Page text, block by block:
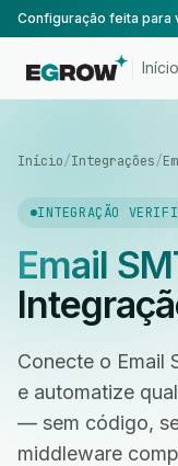
Início
Início/Integrações/
INTEGRAÇÃO
Email
Conecte o Email
e automatize
— sem código,
middleware